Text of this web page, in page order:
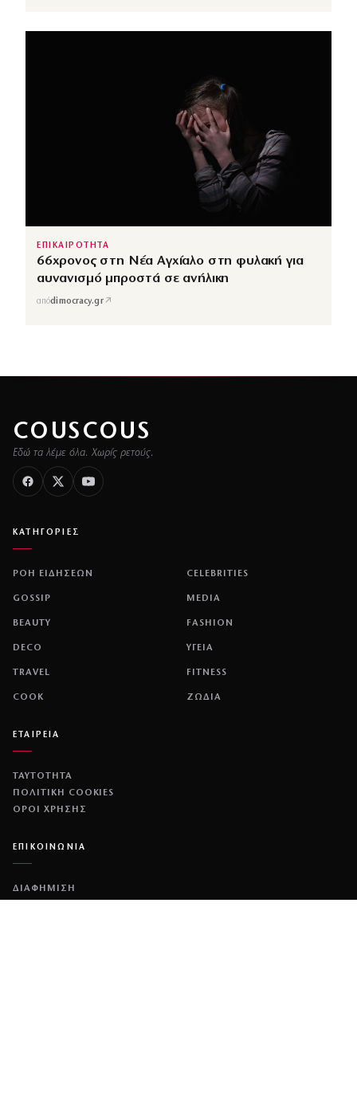
ΕΠΙΚΑΙΡΟΤΗΤΑ
66χρονος στη Νέα Αγχίαλο στη φυλακή για
αυνανισμό μπροστά σε ανήλικη
απόdimocracy.gr↗
COUSCOUS
Εδώ τα λέμε όλα. Χωρίς ρετούς.
ΚΑΤΗΓΟΡΙΕΣ
ΡΟΗ ΕΙΔΗΣΕΩΝ CELEBRITIES
GOSSIP MEDIA
BEAUTY FASHION
DECO ΥΓΕΙΑ
TRAVEL FITNESS
COOK ΖΩΔΙΑ
ΕΤΑΙΡΕΙΑ
ΤΑΥΤΟΤΗΤΑ
ΠΟΛΙΤΙΚΉ COOKIES
ΌΡΟΙ ΧΡΉΣΗΣ
ΕΠΙΚΟΙΝΩΝΙΑ
ΔΙΑΦΗΜΙΣΗ